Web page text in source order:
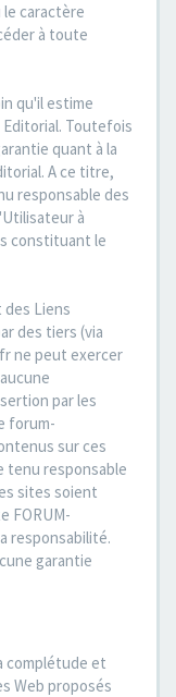
caractère
à toute
qu'il estime
Toutefois
quant à la
A ce titre,
responsable des
à
constituant le
des Liens
des tiers (via
ne peut exercer
par les
forum-
sur ces
tenu responsable
sites soient
FORUM-
responsabilité.
garantie
complétude et
Web proposés